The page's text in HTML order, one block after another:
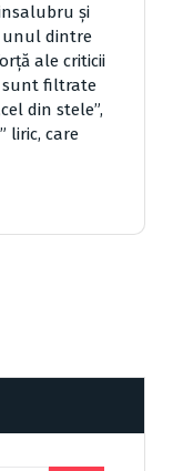
şi
unul dintre
ale criticii
sunt filtrate
din stele”,
liric, care